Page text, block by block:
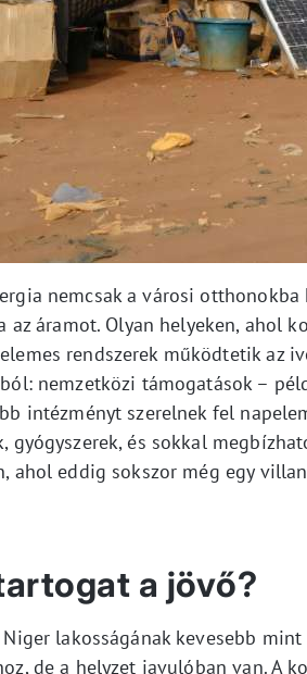
nemcsak a városi
az áramot. Olyan helyeken, ahol
rendszerek működtetik az
nemzetközi támogatások –
intézményt szerelnek fel
gyógyszerek, és sokkal
ahol eddig sokszor még egy
a jövő?
lakosságának kevesebb
de a helyzet javulóban van. A